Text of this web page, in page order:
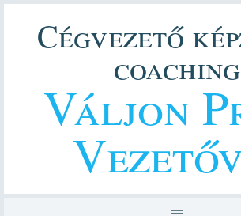
Cégvezető
coaching
Váljon